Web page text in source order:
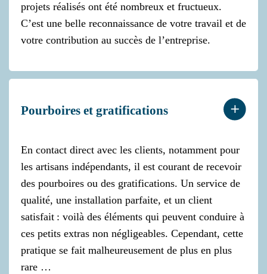
projets réalisés ont été nombreux et fructueux.
C’est une belle reconnaissance de votre travail et de
votre contribution au succès de l’entreprise.
Pourboires et gratifications
En contact direct avec les clients, notamment pour
les artisans indépendants, il est courant de recevoir
des pourboires ou des gratifications. Un service de
qualité, une installation parfaite, et un client
satisfait : voilà des éléments qui peuvent conduire à
ces petits extras non négligeables. Cependant, cette
pratique se fait malheureusement de plus en plus
rare …